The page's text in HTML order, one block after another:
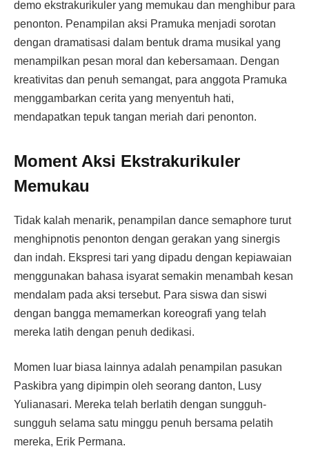
demo ekstrakurikuler yang memukau dan menghibur para
penonton. Penampilan aksi Pramuka menjadi sorotan
dengan dramatisasi dalam bentuk drama musikal yang
menampilkan pesan moral dan kebersamaan. Dengan
kreativitas dan penuh semangat, para anggota Pramuka
menggambarkan cerita yang menyentuh hati,
mendapatkan tepuk tangan meriah dari penonton.
Moment Aksi Ekstrakurikuler
Memukau
Tidak kalah menarik, penampilan dance semaphore turut
menghipnotis penonton dengan gerakan yang sinergis
dan indah. Ekspresi tari yang dipadu dengan kepiawaian
menggunakan bahasa isyarat semakin menambah kesan
mendalam pada aksi tersebut. Para siswa dan siswi
dengan bangga memamerkan koreografi yang telah
mereka latih dengan penuh dedikasi.
Momen luar biasa lainnya adalah penampilan pasukan
Paskibra yang dipimpin oleh seorang danton, Lusy
Yulianasari. Mereka telah berlatih dengan sungguh-
sungguh selama satu minggu penuh bersama pelatih
mereka, Erik Permana.